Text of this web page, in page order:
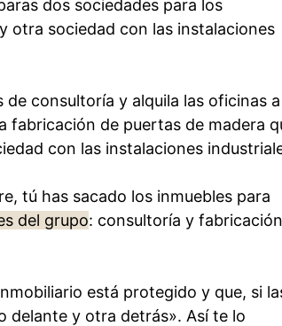
dos sociedades para los
otra sociedad con las instalaciones
consultoría y alquila las oficinas a
fabricación de puertas de madera
con las instalaciones
tú has sacado los inmuebles para
del grupo: consultoría y fabricación
está protegido y que, si
delante y otra detrás». Así te lo